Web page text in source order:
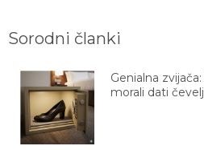
Sorodni članki
Genialna
morali dati